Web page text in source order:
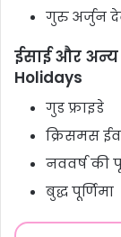
गुरु अर्जुन
ईसाई और अन्य
Holidays
गुड फ्राइडे
क्रिसमस ईव
नववर्ष की
बुद्ध पूर्णिमा